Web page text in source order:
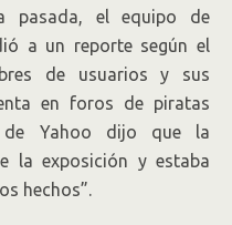
pasada, el equipo de
a un reporte según el
de usuarios y sus
en foros de piratas
de Yahoo dijo que la
la exposición y estaba
hechos”.